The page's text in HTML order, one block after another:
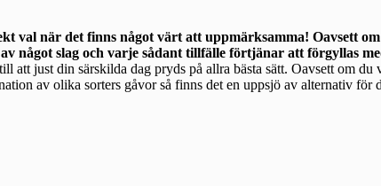
val när det finns något värt att uppmärksamma! Oavsett
något slag och varje sådant tillfälle förtjänar att förgyllas
att just din särskilda dag pryds på allra bästa sätt. Oavsett om
av olika sorters gåvor så finns det en uppsjö av alternativ för